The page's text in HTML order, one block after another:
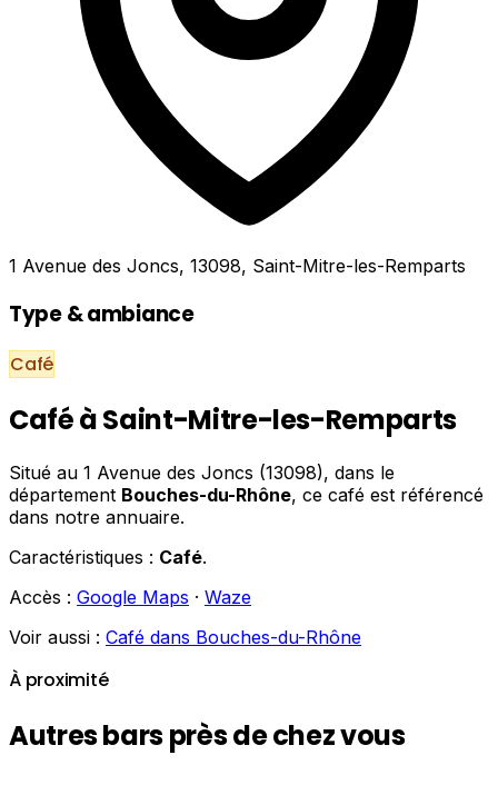
1 Avenue des Joncs, 13098, Saint-Mitre-les-Remparts
Type & ambiance
Café
Café à Saint-Mitre-les-Remparts
Situé au 1 Avenue des Joncs (13098), dans le
département Bouches-du-Rhône, ce café est référencé
dans notre annuaire.
Caractéristiques : Café.
Accès : Google Maps · Waze
Voir aussi : Café dans Bouches-du-Rhône
À proximité
Autres bars près de chez vous